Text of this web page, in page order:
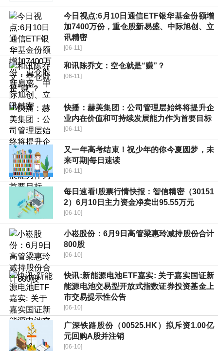
今日视点:6月10日通信ETF银华基金份额增
加7400万份，重仓股新易盛、中际旭创、立
讯精密
[06-11]
和讯陈乔文：空仓就是“赚”？
[06-11]
快播：赫美集团：公司管理层始终将提升企
业内在价值和可持续发展能力作为首要目标
[06-11]
又一年高考结束！祝少年的你今夏圆梦，未
来可期|每日速读
[06-11]
每日速看!股票行情快报：智信精密（30151
2）6月10日主力资金净卖出95.55万元
[06-10]
小崧股份：6月9日高管梁惠玲减持股份合计
800股
[06-10]
快讯:新能源电池ETF嘉实: 关于嘉实国证新
能源电池交易型开放式指数证券投资基金上
市交易提示性公告
[06-10]
广深铁路股份（00525.HK）拟斥资1.00亿
元回购A股并注销
[06-10]